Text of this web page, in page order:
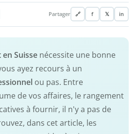
Partager 🔗 f 𝕏 in
Suissenécessite une bonne
ayez recours à un
ou pas. Entre
de vos affaires, le rangement
à fournir, il n'y a pas de
dans cet article, les